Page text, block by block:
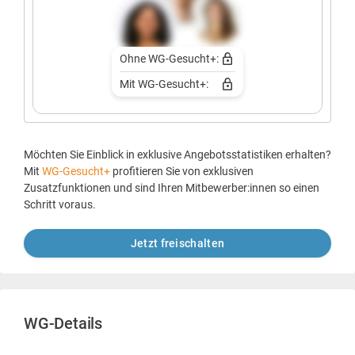
Ohne WG-Gesucht+:
Mit WG-Gesucht+:
Möchten Sie Einblick in exklusive Angebotsstatistiken erhalten?
Mit WG-Gesucht+ profitieren Sie von exklusiven
Zusatzfunktionen und sind Ihren Mitbewerber:innen so einen
Schritt voraus.
Jetzt freischalten
WG-Details